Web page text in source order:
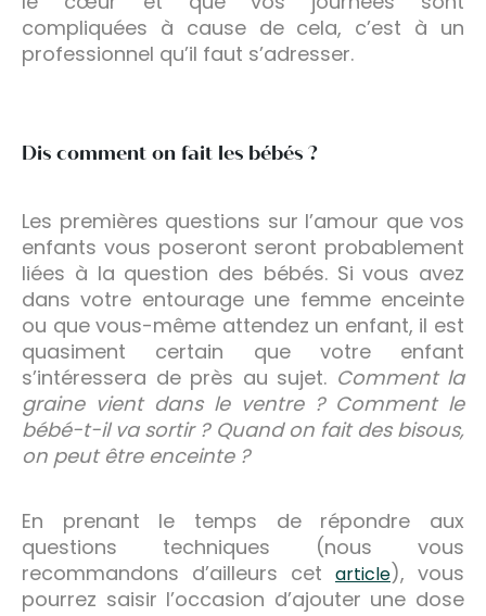
compliquées à cause de cela, c’est à un
professionnel qu’il faut s’adresser.
Dis comment on fait les bébés ?
Les premières questions sur l’amour que vos
enfants vous poseront seront probablement
liées à la question des bébés. Si vous avez
dans votre entourage une femme enceinte
ou que vous-même attendez un enfant, il est
quasiment certain que votre enfant
s’intéressera de près au sujet. Comment la
graine vient dans le ventre ? Comment le
bébé-t-il va sortir ? Quand on fait des bisous,
on peut être enceinte ?
En prenant le temps de répondre aux
questions techniques (nous vous
recommandons d’ailleurs cet article), vous
pourrez saisir l’occasion d’ajouter une dose